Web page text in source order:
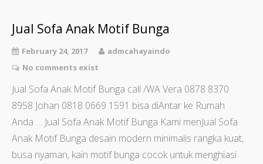
Jual Sofa Anak Motif Bunga
February 24, 2017
admcahayaindo
No comments exist
Jual Sofa Anak Motif Bunga call /WA Vera 0878 8370
8958 Johan 0818 0669 1591 bisa diAntar ke Rumah
Anda … Jual Sofa Anak Motif Bunga Kami menJual Sofa
Anak Motif Bunga desain modern minimalis rangka kuat,
busa nyaman, kain motif bunga cocok untuk menghiasi